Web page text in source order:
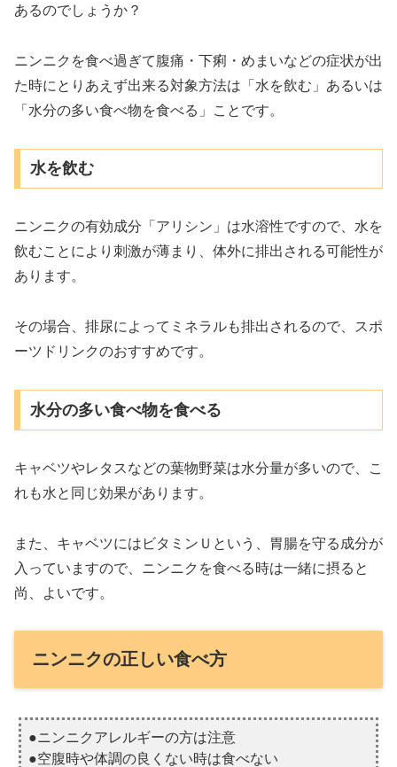
あるのでしょうか？
ニンニクを食べ過ぎて腹痛・下痢・めまいなどの症状が出
た時にとりあえず出来る対象方法は「水を飲む」あるいは
「水分の多い食べ物を食べる」ことです。
水を飲む
ニンニクの有効成分「アリシン」は水溶性ですので、水を
飲むことにより刺激が薄まり、体外に排出される可能性が
あります。
その場合、排尿によってミネラルも排出されるので、スポ
ーツドリンクのおすすめです。
水分の多い食べ物を食べる
キャベツやレタスなどの葉物野菜は水分量が多いので、こ
れも水と同じ効果があります。
また、キャベツにはビタミンＵという、胃腸を守る成分が
入っていますので、ニンニクを食べる時は一緒に摂ると
尚、よいです。
ニンニクの正しい食べ方
●ニンニクアレルギーの方は注意
●空腹時や体調の良くない時は食べない